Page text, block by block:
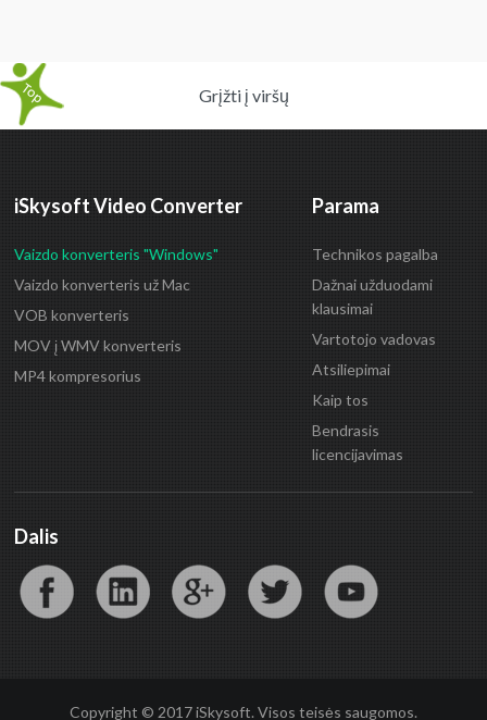
Grįžti į viršų
iSkysoft Video Converter
Vaizdo konverteris "Windows"
Vaizdo konverteris už Mac
VOB konverteris
MOV į WMV konverteris
MP4 kompresorius
Parama
Technikos pagalba
Dažnai užduodami
klausimai
Vartotojo vadovas
Atsiliepimai
Kaip tos
Bendrasis
licencijavimas
Dalis
Copyright © 2017 iSkysoft. Visos teisės saugomos.